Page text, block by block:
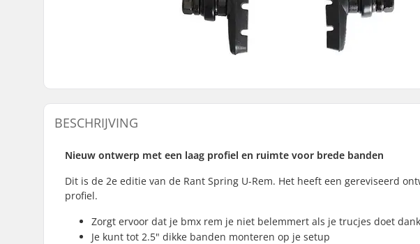
BESCHRIJVING
Nieuw ontwerp met een laag profiel en ruimte voor brede banden
Dit is de 2e editie van de Rant Spring U-Rem. Het heeft een gereviseerd
profiel.
Zorgt ervoor dat je bmx rem je niet belemmert als je trucjes doet
Je kunt tot 2.5" dikke banden monteren op je setup